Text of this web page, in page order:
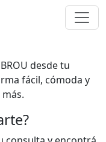
desde tu
fácil, cómoda y